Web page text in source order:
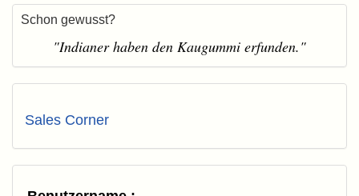
Schon gewusst?
"Indianer haben den Kaugummi erfunden."
Sales Corner